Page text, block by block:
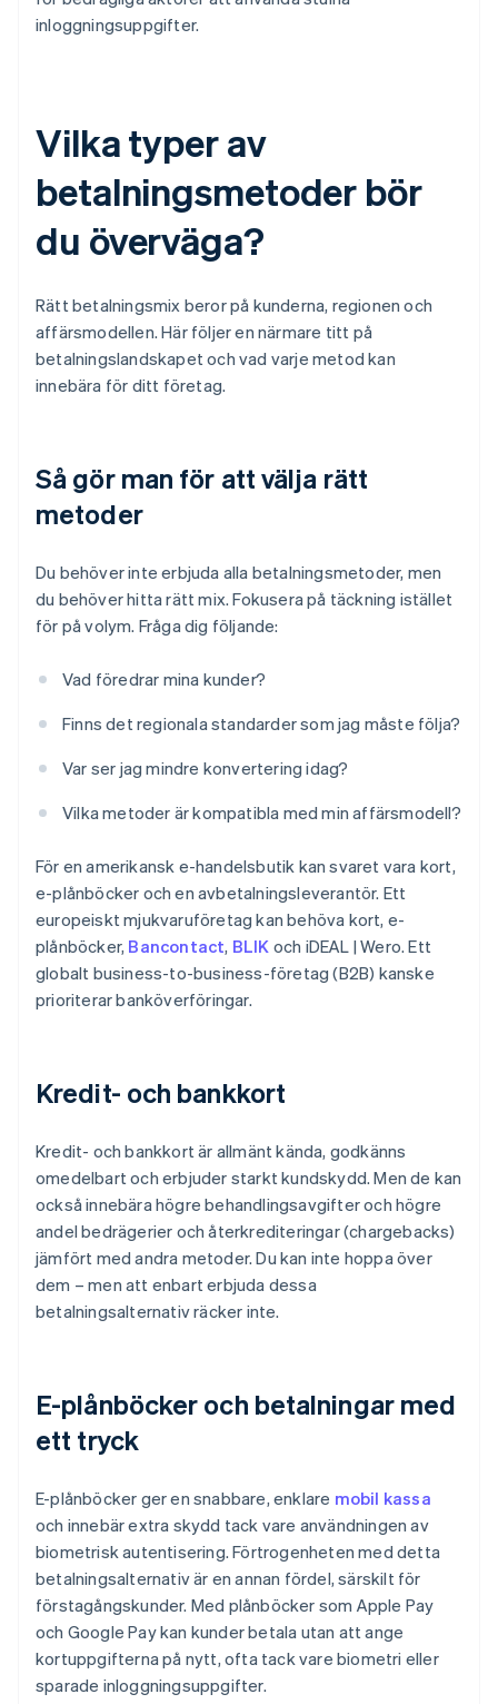
inloggningsuppgifter.
Vilka typer av
betalningsmetoder bör
du överväga?
Rätt betalningsmix beror på kunderna, regionen och
affärsmodellen. Här följer en närmare titt på
betalningslandskapet och vad varje metod kan
innebära för ditt företag.
Så gör man för att välja rätt
metoder
Du behöver inte erbjuda alla betalningsmetoder, men
du behöver hitta rätt mix. Fokusera på täckning istället
för på volym. Fråga dig följande:
Vad föredrar mina kunder?
Finns det regionala standarder som jag måste följa?
Var ser jag mindre konvertering idag?
Vilka metoder är kompatibla med min affärsmodell?
För en amerikansk e-handelsbutik kan svaret vara kort,
e-plånböcker och en avbetalningsleverantör. Ett
europeiskt mjukvaruföretag kan behöva kort, e-
plånböcker, Bancontact, BLIK och iDEAL | Wero. Ett
globalt business-to-business-företag (B2B) kanske
prioriterar banköverföringar.
Kredit- och bankkort
Kredit- och bankkort är allmänt kända, godkänns
omedelbart och erbjuder starkt kundskydd. Men de kan
också innebära högre behandlingsavgifter och högre
andel bedrägerier och återkrediteringar (chargebacks)
jämfört med andra metoder. Du kan inte hoppa över
dem – men att enbart erbjuda dessa
betalningsalternativ räcker inte.
E-plånböcker och betalningar med
ett tryck
E-plånböcker ger en snabbare, enklare mobil kassa
och innebär extra skydd tack vare användningen av
biometrisk autentisering. Förtrogenheten med detta
betalningsalternativ är en annan fördel, särskilt för
förstagångskunder. Med plånböcker som Apple Pay
och Google Pay kan kunder betala utan att ange
kortuppgifterna på nytt, ofta tack vare biometri eller
sparade inloggningsuppgifter.